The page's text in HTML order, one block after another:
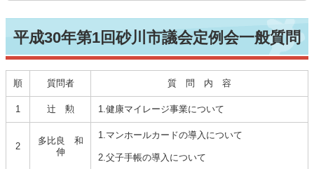
平成30年第1回砂川市議会定例会一般質問
順 質問者 質 問 内 容
1 辻 勲 1.健康マイレージ事業について
2
多比良 和
伸
1.マンホールカードの導入について
2.父子手帳の導入について